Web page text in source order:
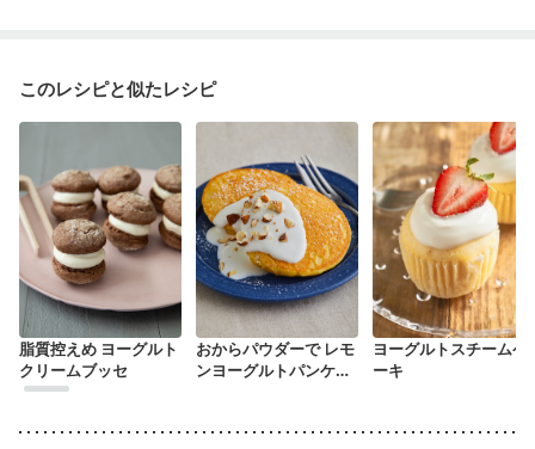
このレシピと似たレシピ
脂質控えめ ヨーグルト
クリームブッセ
おからパウダーで レモ
ンヨーグルトパンケー
ヨーグルトスチームケ
ーキ